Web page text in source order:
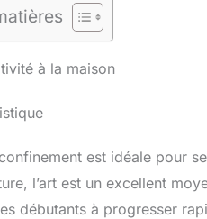
à la maison
est idéale pour
l’art est un excellent
débutants à progresser